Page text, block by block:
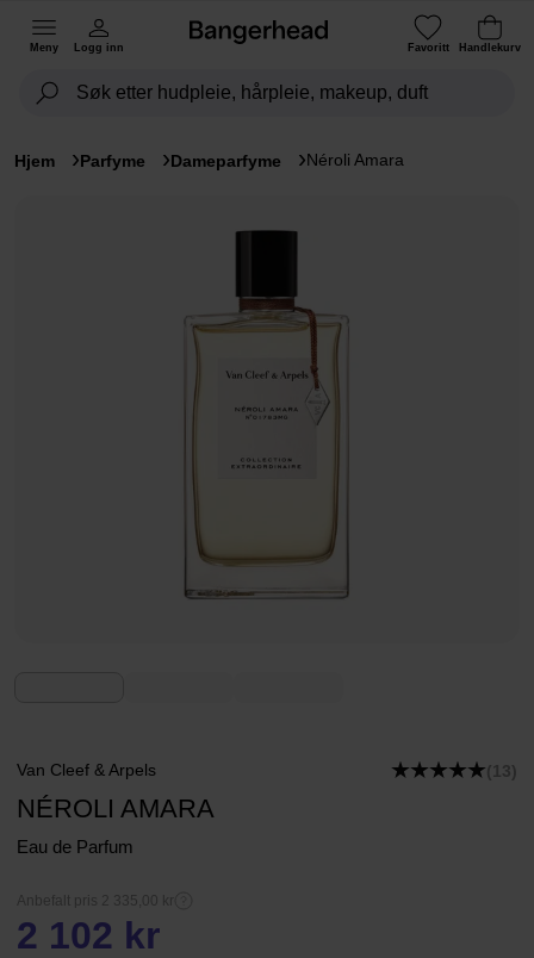
Meny Logg inn Favoritt Handlekurv
Hjem Parfyme Dameparfyme Néroli Amara
Van Cleef & Arpels (13)
NÉROLI AMARA
Eau de Parfum
Anbefalt pris 2 335,00 kr
2 102 kr